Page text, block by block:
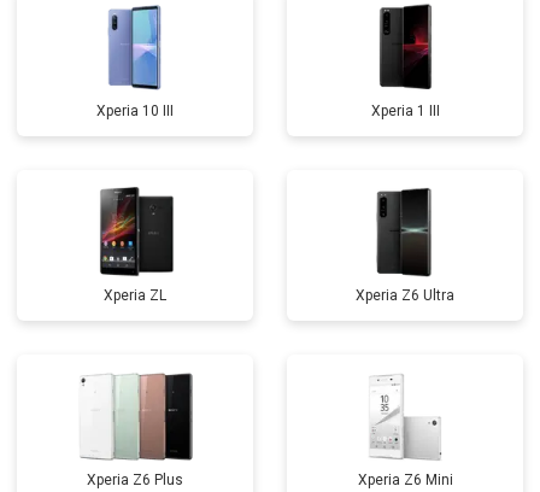
Xperia 10 III Xperia 1 III
Xperia ZL Xperia Z6 Ultra
Xperia Z6 Plus Xperia Z6 Mini